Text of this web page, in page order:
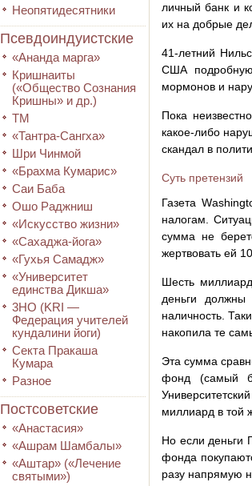
Неопятидесятники
Псевдоиндуистские
«Ананда марга»
Кришнаиты
(«Общество Сознания
Кришны» и др.)
ТМ
«Тантра-Сангха»
Шри Чинмой
«Брахма Кумарис»
Саи Баба
Ошо Раджниш
«Искусство жизни»
«Сахаджа-йога»
«Гухья Самадж»
«Университет
единства Дикша»
3HO (KRI ―
Федерация учителей
кундалини йоги)
Секта Пракаша
Кумара
Разное
Постсоветские
«Анастасия»
«Ашрам Шамбалы»
«Аштар» («Лечение
святыми»)
личный банк и
их на добрые
41-летний
США подробную
мормонов и
Пока
какое-либо
скандал в
Суть претензий
Газета
налогам.
сумма не
жертвовать ей
Шесть
деньги
наличность.
накопила те
Эта сумма
фонд (самый
миллиард в той
Но если деньги
фонда
разу напрямую